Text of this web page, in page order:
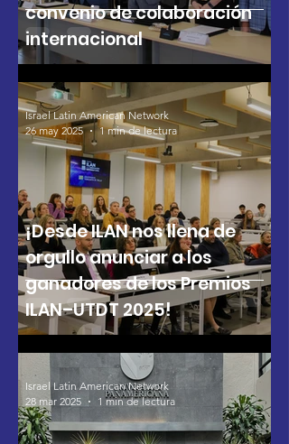
convenio de colaboración
internacional
¡Desde ILAN nos llena de
orgullo anunciar a los
ganadores de los Premios
ILAN–UTDT 2025!
Israel Latin American Network
26 may 2025
1 min de lectura
Israel Latin American Network
28 mar 2025
1 min de lectura